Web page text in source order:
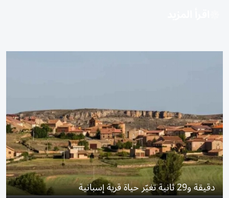
دقيقة و29 ثانية تغيّر حياة قرية إسبانية